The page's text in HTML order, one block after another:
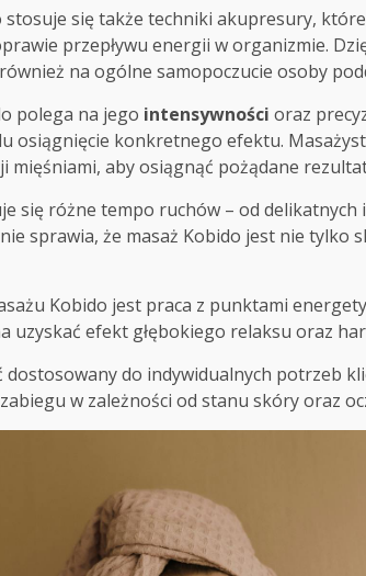
stosuje się także techniki akupresury,
przepływu energii w organizmie.
na ogólne samopoczucie osoby
polega na jego intensywności oraz
osiągnięcie konkretnego efektu.
mięśniami, aby osiągnąć pożądane
się różne tempo ruchów – od delikatnych
sprawia, że masaż Kobido jest nie tylko
Kobido jest praca z punktami
uzyskać efekt głębokiego relaksu oraz
dostosowany do indywidualnych potrzeb
w zależności od stanu skóry oraz